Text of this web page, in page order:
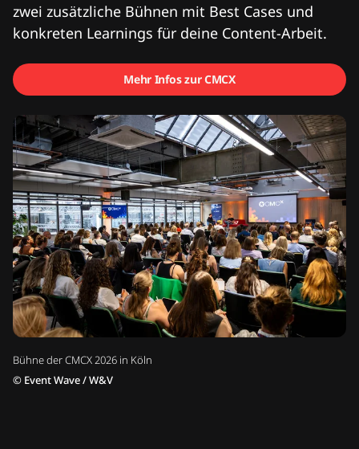
Bühne der CMCX 2026 in Köln
© Event Wave / W&V
zwei zusätzliche Bühnen mit Best Cases und
konkreten Learnings für deine Content-Arbeit.
Mehr Infos zur CMCX